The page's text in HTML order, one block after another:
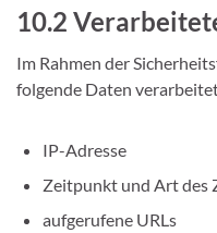
10.2
Im Rahmen der
folgende Daten
IP-Adresse
Zeitpunkt und Art des
aufgerufene URLs